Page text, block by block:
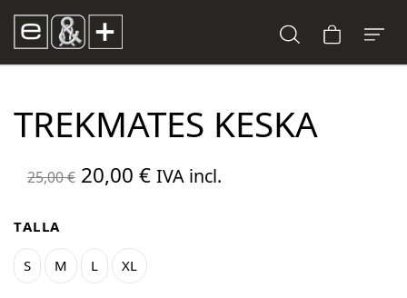
TREKMATES KESKA
25,00€ El
era:
25,00 €.
20,00 €El
IVA incl.
TALLA
S M L XL